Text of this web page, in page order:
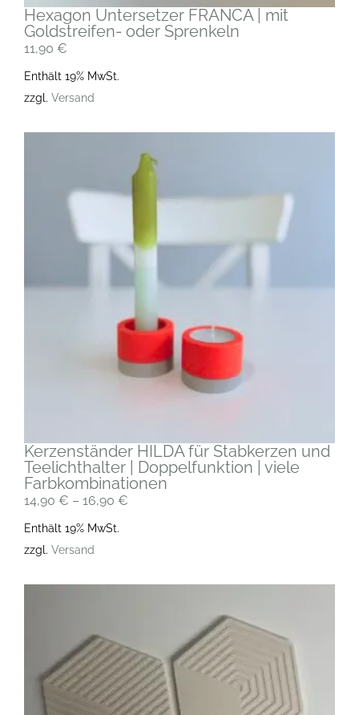
Hexagon Untersetzer FRANCA | mit
Goldstreifen- oder Sprenkeln
11,90 €
Enthält 19% MwSt.
zzgl. Versand
Kerzenständer HILDA für Stabkerzen und
Teelichthalter | Doppelfunktion | viele
Farbkombinationen
14,90 € – 16,90 €
Enthält 19% MwSt.
zzgl. Versand